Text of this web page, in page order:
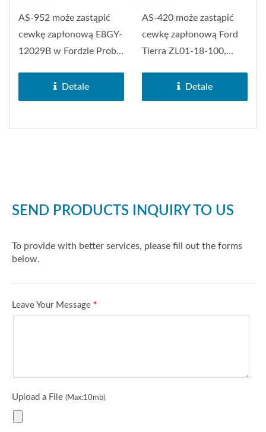
AS-952 może zastąpić
cewkę zapłonową E8GY-
12029B w Fordzie Probe,
Detale
AS-420 może zastąpić
cewkę zapłonową Ford
Tierra ZL01-18-100,
S i Mazda...Detale